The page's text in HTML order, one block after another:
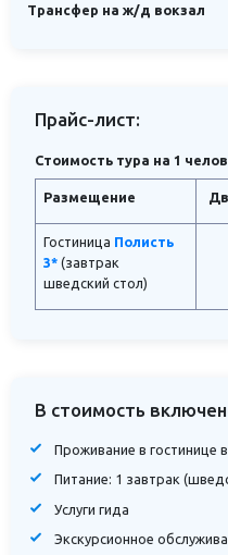
Трансфер на ж/д вокзал
Прайс-лист:
Стоимость тура на 1
Размещение
Гостиница Полисть
3* (завтрак
шведский стол)
В стоимость
Проживание в гостинице
Питание: 1 завтрак
Услуги гида
Экскурсионное